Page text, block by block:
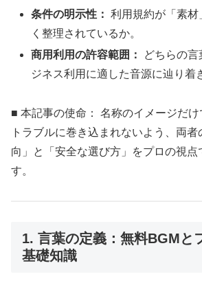
条件の明示性： 利用規約が「素
く整理されているか。
商用利用の許容範囲：
どちらの
ジネス利用に適した音源に辿り着
■ 本記事の使命： 名称のイメージだ
トラブルに巻き込まれないよう、両
向」と「安全な選び方」をプロの視点
す。
1. 言葉の定義：無料BGMと
基礎知識